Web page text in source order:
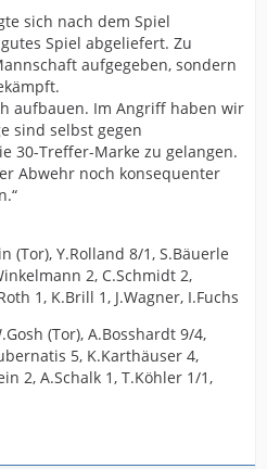
sich nach dem Spiel
Spiel abgeliefert. Zu
aufgegeben, sondern
aufbauen. Im Angriff haben wir
sind selbst gegen
30-Treffer-Marke zu gelangen.
Abwehr noch konsequenter
(Tor), Y.Rolland 8/1, S.Bäuerle
2, C.Schmidt 2,
1, K.Brill 1, J.Wagner, I.Fuchs
(Tor), A.Bosshardt 9/4,
5, K.Karthäuser 4,
2, A.Schalk 1, T.Köhler 1/1,